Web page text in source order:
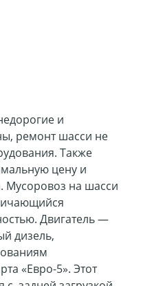
и
ремонт шасси не
Также
цену и
Мусоровоз на шасси
Двигатель —
дизель,
«Евро-5». Этот